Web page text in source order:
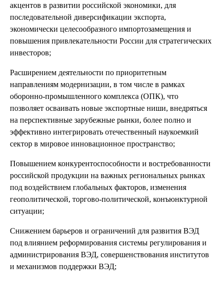
акцентов в развитии российской экономики, для
последовательной диверсификации экспорта,
экономически целесообразного импортозамещения и
повышения привлекательности России для стратегических
инвесторов;
Расширением деятельности по приоритетным
направлениям модернизации, в том числе в рамках
оборонно-промышленного комплекса (ОПК), что
позволяет осваивать новые экспортные ниши, внедряться
на перспективные зарубежные рынки, более полно и
эффективно интегрировать отечественный наукоемкий
сектор в мировое инновационное пространство;
Повышением конкурентоспособности и востребованности
российской продукции на важных региональных рынках
под воздействием глобальных факторов, изменения
геополитической, торгово-политической, конъюнктурной
ситуации;
Снижением барьеров и ограничений для развития ВЭД
под влиянием реформирования системы регулирования и
администрирования ВЭД, совершенствования институтов
и механизмов поддержки ВЭД;